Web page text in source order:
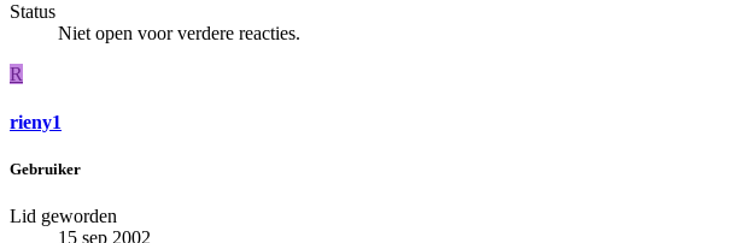
Status
Niet open voor verdere reacties.
R
rieny1
Gebruiker
Lid geworden
15 sep 2002